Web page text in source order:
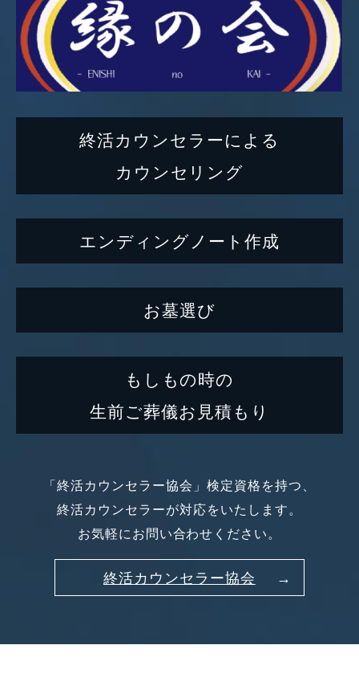
終活カウンセラーによる
カウンセリング
エンディングノート作成
お墓選び
もしもの時の
生前ご葬儀お見積もり
「終活カウンセラー協会」検定資格を持つ、
終活カウンセラーが対応をいたします。
お気軽にお問い合わせください。
終活カウンセラー協会